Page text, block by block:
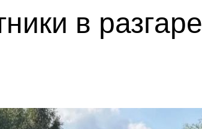
в разгаре